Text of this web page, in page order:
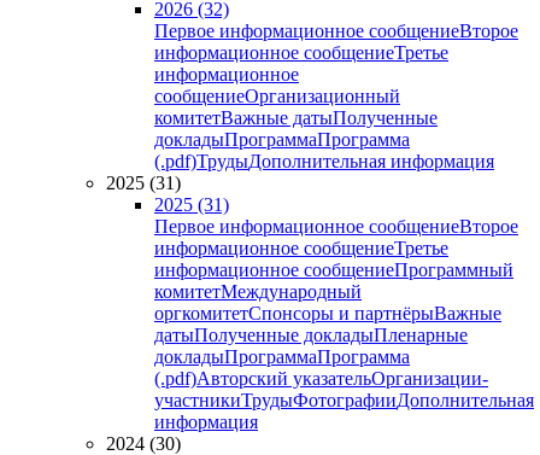
2026 (32)
Первое информационное сообщениеВторое
информационное сообщениеТретье
информационное
сообщениеОрганизационный
комитетВажные датыПолученные
докладыПрограммаПрограмма
(.pdf)ТрудыДополнительная информация
2025 (31)
2025 (31)
Первое информационное сообщениеВторое
информационное сообщениеТретье
информационное сообщениеПрограммный
комитетМеждународный
оргкомитетСпонсоры и партнёрыВажные
датыПолученные докладыПленарные
докладыПрограммаПрограмма
(.pdf)Авторский указательОрганизации-
участникиТрудыФотографииДополнительная
информация
2024 (30)